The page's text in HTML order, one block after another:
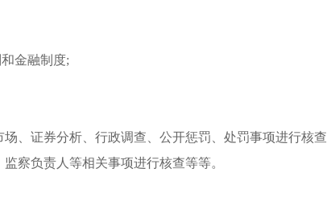
金融制度;
、证券分析、行政调查、公开惩罚、处罚事项进行核查
察负责人等相关事项进行核查等等。